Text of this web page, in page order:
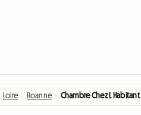
Loire › Roanne › Chambre Chez L Habitant